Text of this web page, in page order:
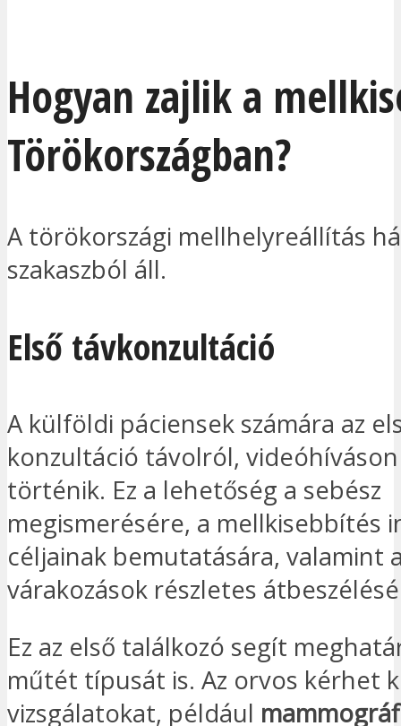
Hogyan zajlik a
Törökországban?
A törökországi mellhelyreállítás
szakaszból áll.
Első távkonzultáció
A külföldi páciensek számára az
konzultáció távolról,
történik. Ez a lehetőség a sebész
megismerésére, a mellkisebbítés
céljainak bemutatására, valamint
várakozások részletes
Ez az első találkozó segít
műtét típusát is. Az orvos kérhet
vizsgálatokat, például